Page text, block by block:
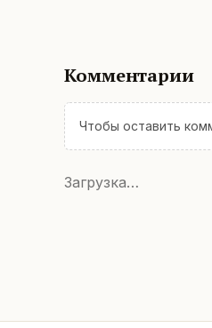
Комментарии
Чтобы оставить
Загрузка…